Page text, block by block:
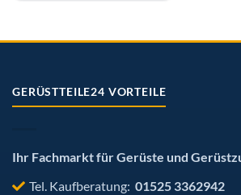
GERÜSTTEILE24 VORTEILE
Ihr Fachmarkt für Gerüste und
Tel. Kaufberatung: 01525 3362942